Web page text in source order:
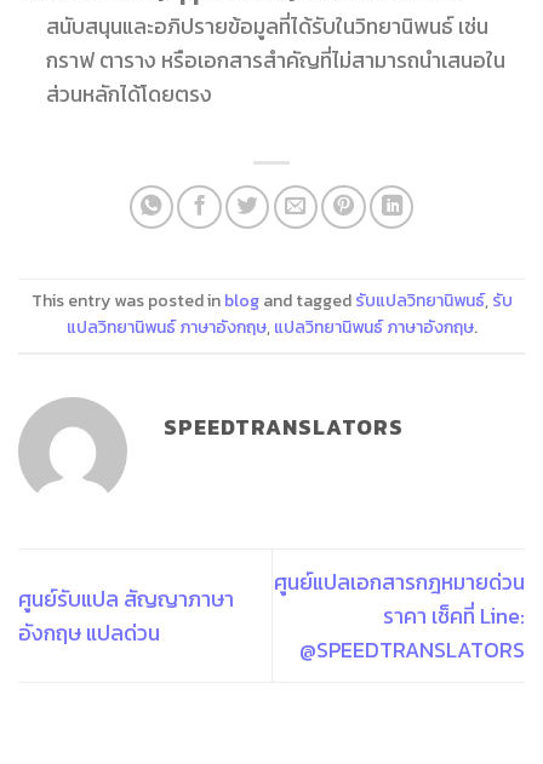
สนับสนุนและอภิปรายข้อมูลที่ได้รับในวิทยานิพนธ์ เช่น
กราฟ ตาราง หรือเอกสารสำคัญที่ไม่สามารถนำเสนอใน
ส่วนหลักได้โดยตรง
This entry was posted inblogand taggedรับแปลวิทยานิพนธ์,รับ
แปลวิทยานิพนธ์ ภาษาอังกฤษ,แปลวิทยานิพนธ์ ภาษาอังกฤษ.
SPEEDTRANSLATORS
ศูนย์รับแปล สัญญาภาษา
อังกฤษ แปลด่วน
ศูนย์แปลเอกสารกฎหมายด่วน
ราคา เช็คที่ Line:
@SPEEDTRANSLATORS